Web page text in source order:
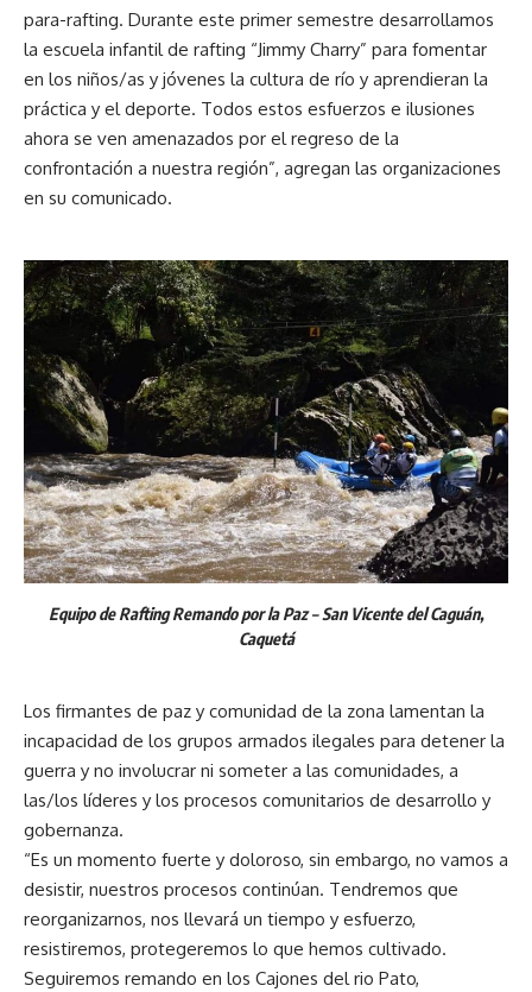
para-rafting. Durante este primer semestre desarrollamos
la escuela infantil de rafting “Jimmy Charry” para fomentar
en los niños/as y jóvenes la cultura de río y aprendieran la
práctica y el deporte. Todos estos esfuerzos e ilusiones
ahora se ven amenazados por el regreso de la
confrontación a nuestra región”, agregan las organizaciones
en su comunicado.
Equipo de Rafting Remando por la Paz – San Vicente del Caguán,
Caquetá
Los firmantes de paz y comunidad de la zona lamentan la
incapacidad de los grupos armados ilegales para detener la
guerra y no involucrar ni someter a las comunidades, a
las/los líderes y los procesos comunitarios de desarrollo y
gobernanza.
“Es un momento fuerte y doloroso, sin embargo, no vamos a
desistir, nuestros procesos continúan. Tendremos que
reorganizarnos, nos llevará un tiempo y esfuerzo,
resistiremos, protegeremos lo que hemos cultivado.
Seguiremos remando en los Cajones del rio Pato,